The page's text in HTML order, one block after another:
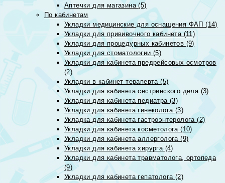
Аптечки для магазина (5)
По кабинетам
Укладки медицинские для оснащения ФАП (14)
Укладки для прививочного кабинета (11)
Укладки для процедурных кабинетов (9)
Укладки для стоматологии (5)
Укладки для кабинета предрейсовых осмотров
(2)
Укладки в кабинет терапевта (5)
Укладки для кабинета сестринского дела (3)
Укладки для кабинета педиатра (3)
Укладки для кабинета гинеколога (3)
Укладка для кабинета гастроэнтеролога (2)
Укладки для кабинета косметолога (10)
Укладки для кабинета аллерголога (9)
Укладки для кабинета хирурга (4)
Укладки для кабинета травматолога, ортопеда
(9)
Укладки для кабинета гепатолога (2)